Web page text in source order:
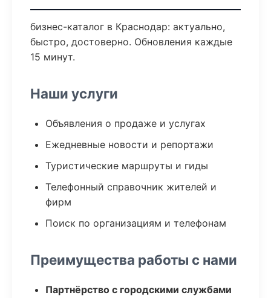
бизнес-каталог в Краснодар: актуально,
быстро, достоверно. Обновления каждые
15 минут.
Наши услуги
Объявления о продаже и услугах
Ежедневные новости и репортажи
Туристические маршруты и гиды
Телефонный справочник жителей и
фирм
Поиск по организациям и телефонам
Преимущества работы с нами
Партнёрство с городскими службами